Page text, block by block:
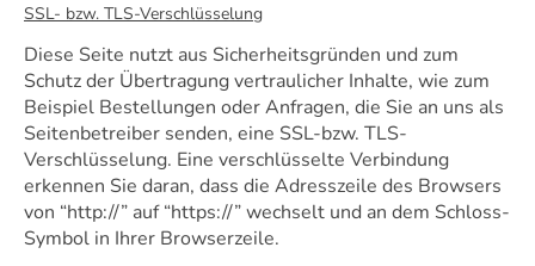
SSL- bzw. TLS-Verschlüsselung
Diese Seite nutzt aus Sicherheitsgründen und zum
Schutz der Übertragung vertraulicher Inhalte, wie zum
Beispiel Bestellungen oder Anfragen, die Sie an uns als
Seitenbetreiber senden, eine SSL-bzw. TLS-
Verschlüsselung. Eine verschlüsselte Verbindung
erkennen Sie daran, dass die Adresszeile des Browsers
von “http://” auf “https://” wechselt und an dem Schloss-
Symbol in Ihrer Browserzeile.